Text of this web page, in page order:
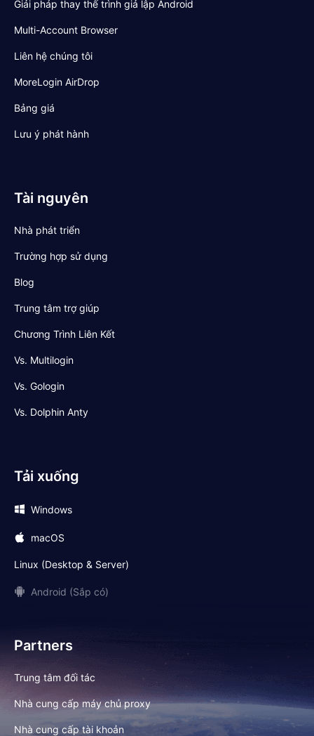
Giải pháp thay thế trình giả lập Android
Multi-Account Browser
Liên hệ chúng tôi
MoreLogin AirDrop
Bảng giá
Lưu ý phát hành
Tài nguyên
Nhà phát triển
Trường hợp sử dụng
Blog
Trung tâm trợ giúp
Chương Trình Liên Kết
Vs. Multilogin
Vs. Gologin
Vs. Dolphin Anty
Tải xuống
Windows
macOS
Linux (Desktop & Server)
Android (Sắp có)
Partners
Trung tâm đối tác
Nhà cung cấp máy chủ proxy
Nhà cung cấp tài khoản